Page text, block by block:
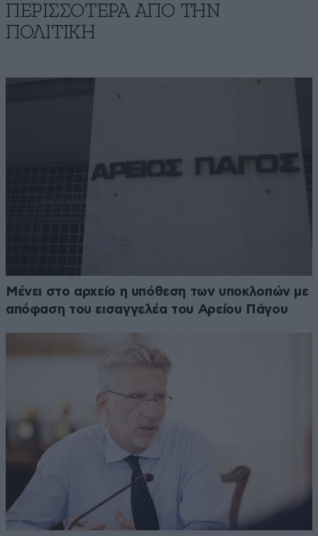
ΠΕΡΙΣΣΟΤΕΡΑ ΑΠΟ ΤΗΝ
ΠΟΛΙΤΙΚΗ
Μένει στο αρχείο η υπόθεση των υποκλοπών με
απόφαση του εισαγγελέα του Αρείου Πάγου